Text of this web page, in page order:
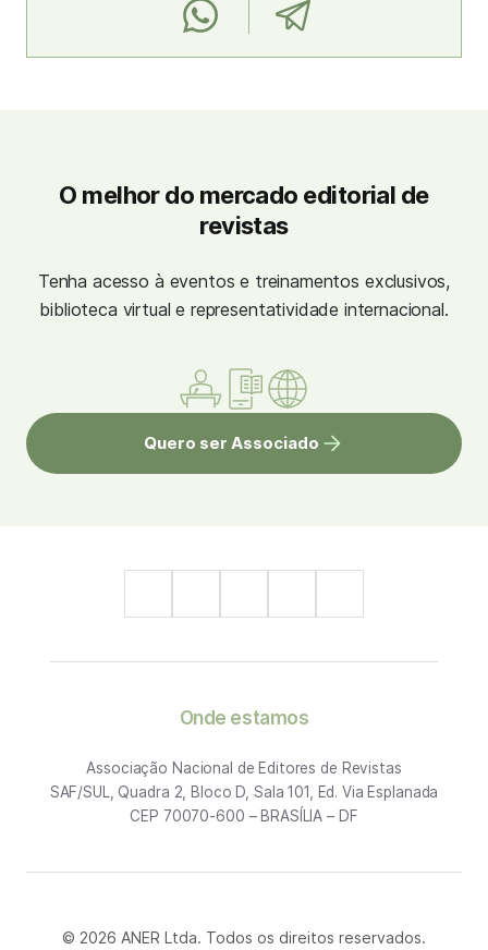
O melhor do mercado editorial de
revistas
Tenha acesso à eventos e treinamentos exclusivos,
biblioteca virtual e representatividade internacional.
Quero ser Associado
Onde estamos
Associação Nacional de Editores de Revistas
SAF/SUL, Quadra 2, Bloco D, Sala 101, Ed. Via Esplanada
CEP 70070-600 – BRASÍLIA – DF
© 2026 ANER Ltda. Todos os direitos reservados.